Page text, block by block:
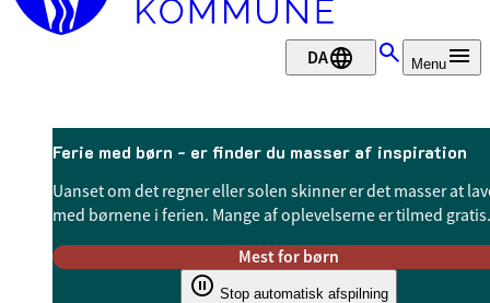
DA Menu
Ferie med børn - er finder du masser af inspiration
Uanset om det regner eller solen skinner er det masser at
med børnene i ferien. Mange af oplevelserne er tilmed gratis.
Mest for børn
Stop automatisk afspilning